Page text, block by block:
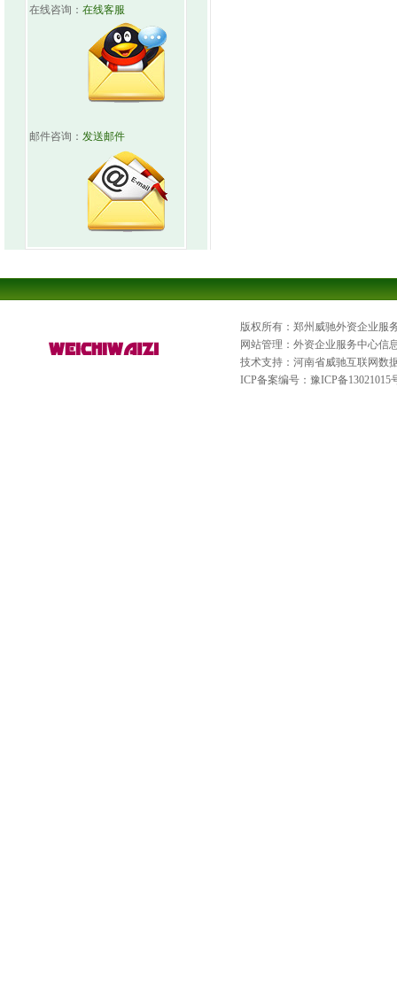
在线咨询： 在线客服
邮件咨询： 发送邮件
版权所有：郑州威驰外资企业服
网站管理：外资企业服务中心信
技术支持：河南省威驰互联网数
ICP备案编号： 豫ICP备13021015